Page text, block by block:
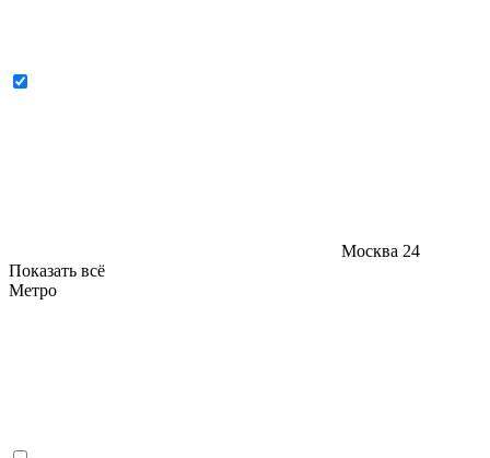
Москва 24
Показать всё
Метро